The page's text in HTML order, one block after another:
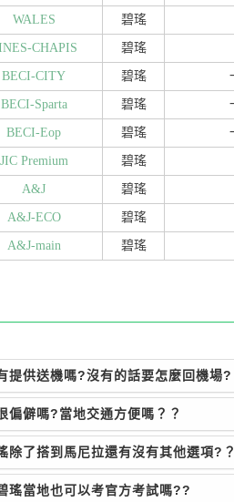
WALES 碧瑤
CHAPIS 碧瑤
BECI-CITY 碧瑤
BECI-Sparta 碧瑤
BECI-Eop 碧瑤
JIC Premium 碧瑤
A&J 碧瑤
A&J-ECO 碧瑤
A&J-main 碧瑤
提供送機嗎?沒有的話要怎麼回機場?
偏僻嗎?當地交通方便嗎？？
除了搭到馬尼拉還有沒有其他選項?？
瑤當地也可以考官方考試嗎??